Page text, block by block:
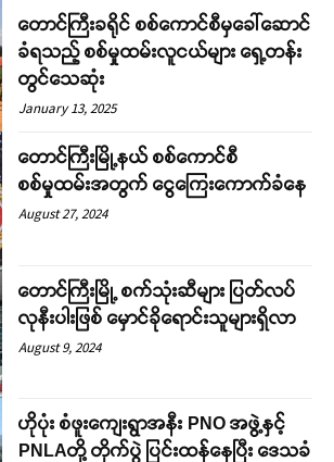
တောင်ကြီးခရိုင် စစ်ကောင်စီမှခေါ်ဆောင်
ခံရသည့် စစ်မှုထမ်းလူငယ်များ ရှေ့တန်း
တွင်သေဆုံး
January 13, 2025
တောင်ကြီးမြို့နယ် စစ်ကောင်စီ
စစ်မှုထမ်းအတွက် ငွေကြေးကောက်ခံနေ
August 27, 2024
တောင်ကြီးမြို့ စက်သုံးဆီများ ပြတ်လပ်
လုနီးပါးဖြစ် မှောင်ခိုရောင်းသူများရှိလာ
August 9, 2024
ဟိုပုံး စံဖူးကျေးရွာအနီး PNO အဖွဲ့နှင့်
PNLAတို့ တိုက်ပွဲ ပြင်းထန်နေပြီး ဒေသခံ